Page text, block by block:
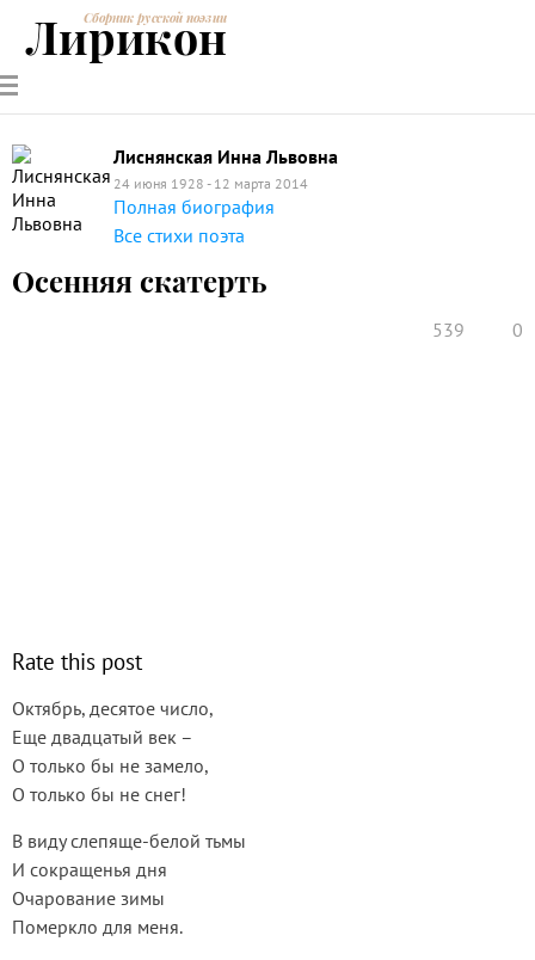
РУССКИЕ
ПОЭТЫ
СОВРЕМЕННИКИЭНЦИКЛОПЕДИЯ
ПОЭЗИИ
Сборник русской поэзии
Лирикон
Лиснянская Инна Львовна
24 июня 1928 - 12 марта 2014
Полная биография
Все стихи поэта
Осенняя скатерть
539 0
Rate this post
Октябрь, десятое число,
Еще двадцатый век –
О только бы не замело,
О только бы не снег!
В виду слепяще-белой тьмы
И сокращенья дня
Очарование зимы
Померкло для меня.